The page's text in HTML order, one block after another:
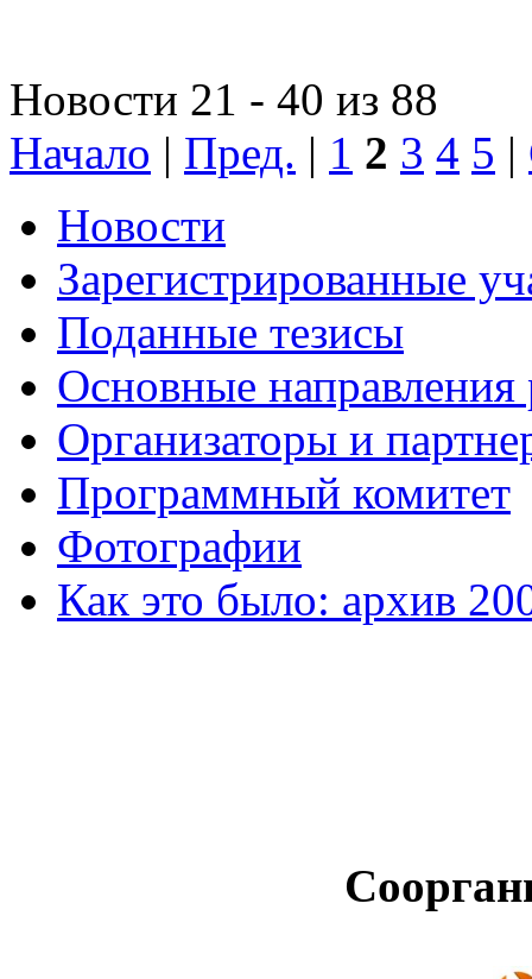
Новости 21 - 40 из 88
Начало | Пред. | 1 2 3 4 5 |
Новости
Зарегистрированные
Поданные тезисы
Основные направления
Организаторы и
Программный комитет
Фотографии
Как это было: архив